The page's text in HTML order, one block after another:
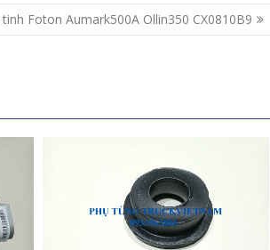
tinh Foton Aumark500A Ollin350 CX0810B9